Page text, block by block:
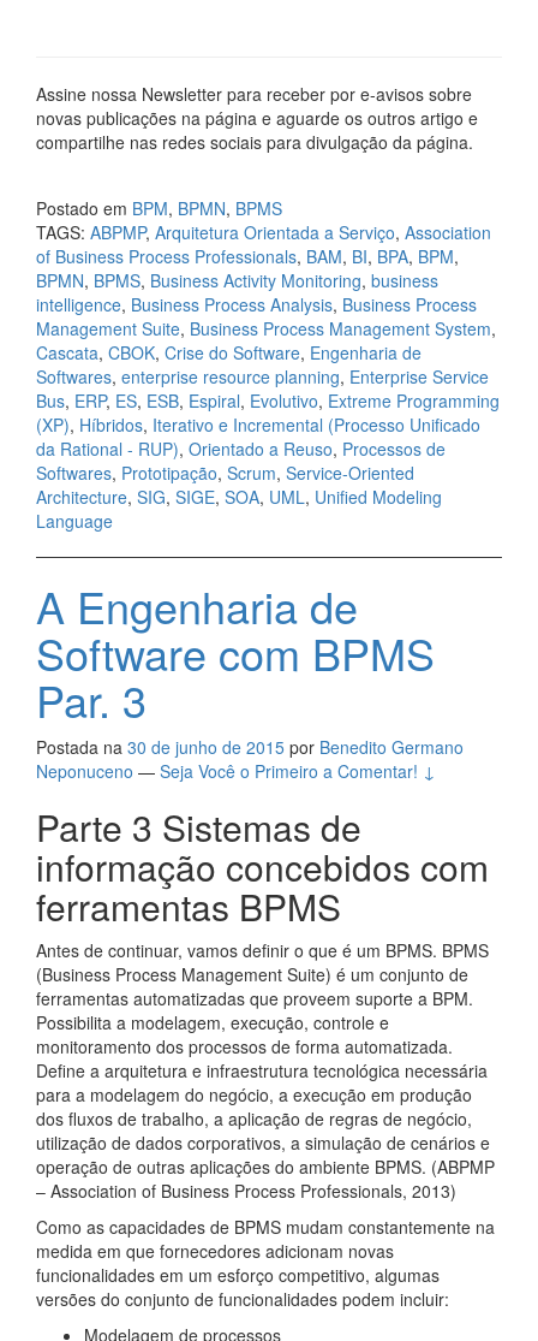
Assine nossa Newsletter para receber por e-avisos sobre
novas publicações na página e aguarde os outros artigo e
compartilhe nas redes sociais para divulgação da página.
Postado em BPM, BPMN, BPMS
TAGS: ABPMP, Arquitetura Orientada a Serviço, Association
of Business Process Professionals, BAM, BI, BPA, BPM,
BPMN, BPMS, Business Activity Monitoring, business
intelligence, Business Process Analysis, Business Process
Management Suite, Business Process Management System,
Cascata, CBOK, Crise do Software, Engenharia de
Softwares, enterprise resource planning, Enterprise Service
Bus, ERP, ES, ESB, Espiral, Evolutivo, Extreme Programming
(XP), Híbridos, Iterativo e Incremental (Processo Unificado
da Rational - RUP), Orientado a Reuso, Processos de
Softwares, Prototipação, Scrum, Service-Oriented
Architecture, SIG, SIGE, SOA, UML, Unified Modeling
Language
A Engenharia de
Software com BPMS
Par. 3
Postada na 30 de junho de 2015 por Benedito Germano
Neponuceno — Seja Você o Primeiro a Comentar! ↓
Parte 3 Sistemas de
informação concebidos com
ferramentas BPMS
Antes de continuar, vamos definir o que é um BPMS. BPMS
(Business Process Management Suite) é um conjunto de
ferramentas automatizadas que proveem suporte a BPM.
Possibilita a modelagem, execução, controle e
monitoramento dos processos de forma automatizada.
Define a arquitetura e infraestrutura tecnológica necessária
para a modelagem do negócio, a execução em produção
dos fluxos de trabalho, a aplicação de regras de negócio,
utilização de dados corporativos, a simulação de cenários e
operação de outras aplicações do ambiente BPMS. (ABPMP
– Association of Business Process Professionals, 2013)
Como as capacidades de BPMS mudam constantemente na
medida em que fornecedores adicionam novas
funcionalidades em um esforço competitivo, algumas
versões do conjunto de funcionalidades podem incluir:
Modelagem de processos